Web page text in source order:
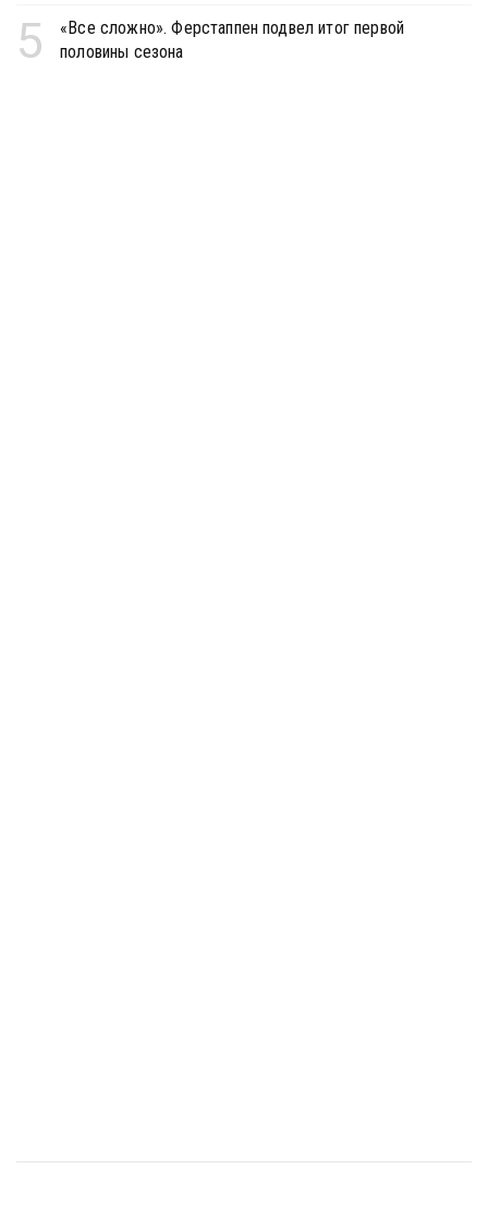
5
«Все сложно». Ферстаппен подвел итог первой
половины сезона